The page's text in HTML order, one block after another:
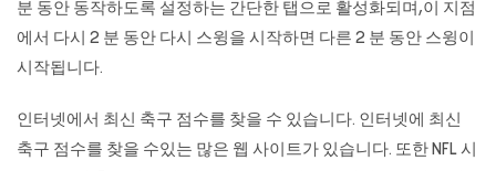
분 동안 동작하도록 설정하는 간단한 탭으로 활성화되며,이 지점
에서 다시 2 분 동안 다시 스윙을 시작하면 다른 2 분 동안 스윙이
시작됩니다.
인터넷에서 최신 축구 점수를 찾을 수 있습니다. 인터넷에 최신
축구 점수를 찾을 수있는 많은 웹 사이트가 있습니다. 또한 NFL 시